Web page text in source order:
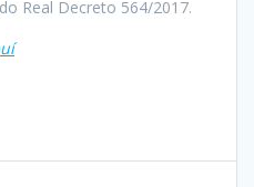
Real Decreto 564/2017.